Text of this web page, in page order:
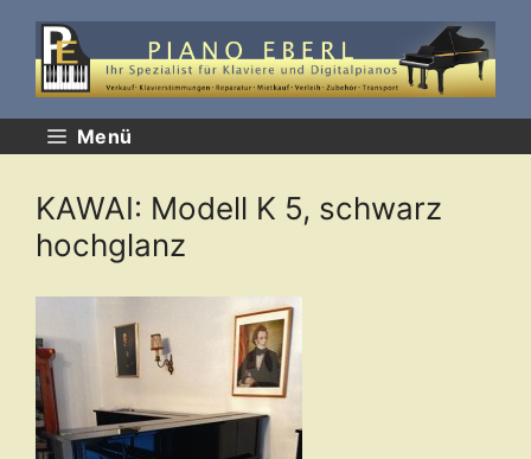
springen
Menü
KAWAI: Modell K 5, schwarz
hochglanz